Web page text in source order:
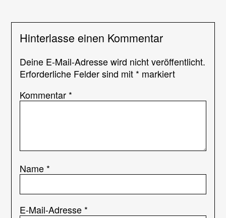
Hinterlasse einen Kommentar
Deine E-Mail-Adresse wird nicht veröffentlicht.
Erforderliche Felder sind mit * markiert
Kommentar *
Name *
E-Mail-Adresse *